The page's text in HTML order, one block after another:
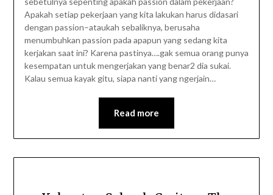
Apakah setiap pekerjaan yang kita lakukan harus didasari
dengan passion–ataukah sebaliknya, berusaha
menumbuhkan passion pada apapun yang sedang kita
kerjakan saat ini? Karena pastinya….gak semua orang punya
kesempatan untuk mengerjakan yang benar2 dia sukai.
Kalau semua kayak gitu, siapa nanti yang ngerjain…
Read more